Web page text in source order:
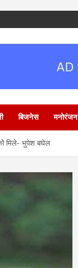
बिजनेस मनोरंजन
मिले- भुपेश बघेल